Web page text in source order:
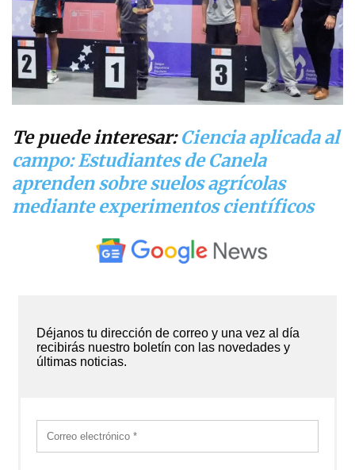
Te puede interesar:Ciencia aplicada al
campo: Estudiantes de Canela
aprenden sobre suelos agrícolas
mediante experimentos científicos